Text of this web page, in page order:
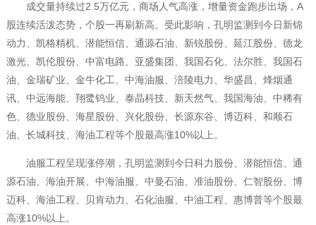
成交量持续过2.5万亿元，商场人气高涨，增量资金跑步出场，A
股连续活泼态势，个股一再刷新高。受此影响，孔明监测到今日新锦
动力、凯格精机、潜能恒信、通源石油、新锐股份、延江股份、德龙
激光、凯伦股份、中富电路、亚盛集团、我国石化、法尔胜、我国石
油、金瑞矿业、金牛化工、中海油服、涪陵电力、华盛昌、烽烟通
讯、中远海能、翔鹭钨业、泰晶科技、新天然气、我国海油、中稀有
色、德业股份、海星股份、兴化股份、长源东谷、博迈科、和顺石
油、长城科技、海油工程等个股最高涨10%以上。
油服工程呈现涨停潮，孔明监测到今日科力股份、潜能恒信、通
源石油、海油开展、中海油服、中曼石油、准油股份、仁智股份、博
迈科、海油工程、贝肯动力、石化油服、中油工程、惠博普等个股最
高涨10%以上。